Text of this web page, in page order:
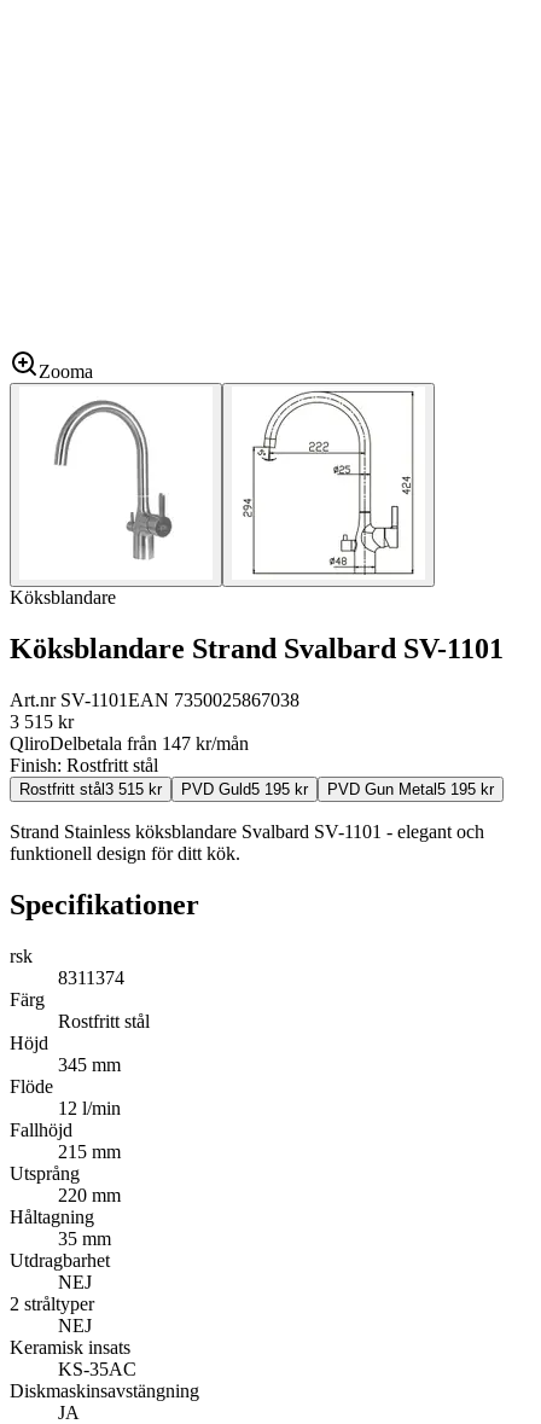
Zooma
Köksblandare
Köksblandare Strand Svalbard SV-1101
Art.nr SV-1101EAN 7350025867038
3 515 kr
QliroDelbetala från 147 kr/mån
Finish: Rostfritt stål
Rostfritt stål 3 515 kr PVD Guld5 195 kr PVD Gun Metal 5 195 kr
Strand Stainless köksblandare Svalbard SV-1101 - elegant och
funktionell design för ditt kök.
Specifikationer
rsk
8311374
Färg
Rostfritt stål
Höjd
345 mm
Flöde
12 l/min
Fallhöjd
215 mm
Utsprång
220 mm
Håltagning
35 mm
Utdragbarhet
NEJ
2 stråltyper
NEJ
Keramisk insats
KS-35AC
Diskmaskinsavstängning
JA